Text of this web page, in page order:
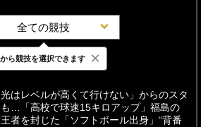
全ての競技
24時間 週間
光はレベルが高くて行けない」からのスタ
…「高校で球速15キロアップ」福島の
者を封じた「ソフトボール出身」“背番
ら競技を選択できます ×